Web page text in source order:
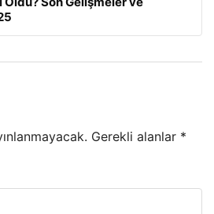
Gerekli alanlar *